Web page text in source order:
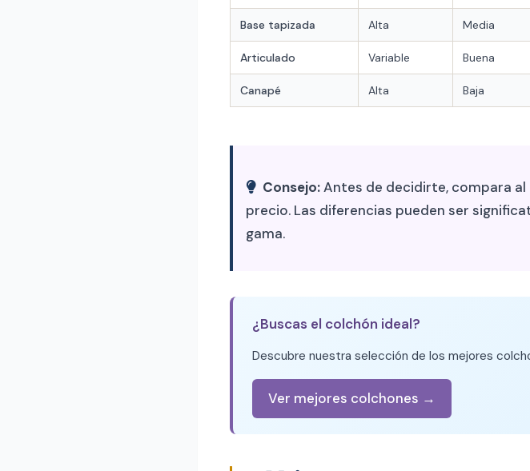
Base tapizada Alta Media
Articulado Variable Buena
Canapé Alta Baja
Consejo:Antes de decidirte, compara al
precio. Las diferencias pueden ser
gama.
¿Buscas el colchón ideal?
Descubre nuestra selección de los mejores
Ver mejores colchones →